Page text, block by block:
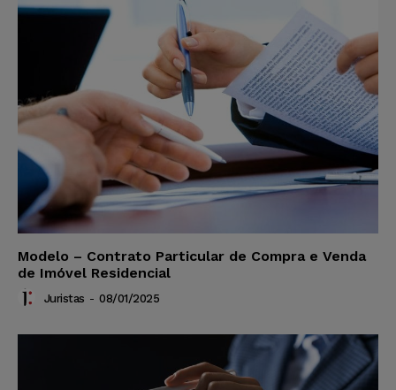
Modelo – Contrato Particular de Compra e Venda
de Imóvel Residencial
Juristas - 08/01/2025